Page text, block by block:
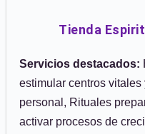
Tienda
Servicios destacados:
estimular centros
personal, Rituales
activar procesos de